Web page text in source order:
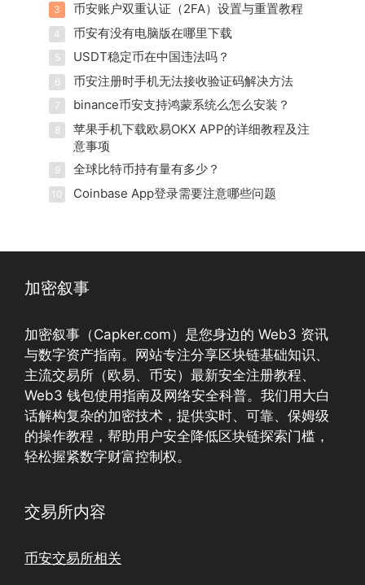
3 币安账户双重认证（2FA）设置与重置教程
4 币安有没有电脑版在哪里下载
5 USDT稳定币在中国违法吗？
6 币安注册时手机无法接收验证码解决方法
7 binance币安支持鸿蒙系统么怎么安装？
8
苹果手机下载欧易OKX APP的详细教程及注
意事项
9 全球比特币持有量有多少？
10 Coinbase App登录需要注意哪些问题
加密叙事
加密叙事（Capker.com）是您身边的 Web3 资讯
与数字资产指南。网站专注分享区块链基础知识、
主流交易所（欧易、币安）最新安全注册教程、
Web3 钱包使用指南及网络安全科普。我们用大白
话解构复杂的加密技术，提供实时、可靠、保姆级
的操作教程，帮助用户安全降低区块链探索门槛，
轻松握紧数字财富控制权。
交易所内容
币安交易所相关